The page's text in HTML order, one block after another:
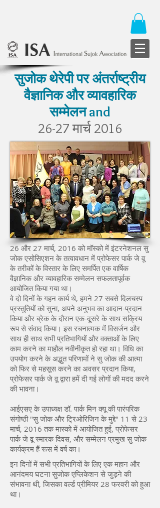
सुजोक थेरेपी पर अंतर्राष्ट्रीय
वैज्ञानिक और व्यावहारिक
सम्मेलन and
26-27 मार्च 2016
26 और 27 मार्च, 2016 को मॉस्को में इंटरनेशनल सु
जोक एसोसिएशन के तत्वावधान में प्रोफेसर पार्क जे वू
के तरीकों के विस्तार के लिए समर्पित एक वार्षिक
वैज्ञानिक और व्यावहारिक सम्मेलन सफलतापूर्वक
आयोजित किया गया था।
वे दो दिनों के गहन कार्य थे, हमने 27 सबसे दिलचस्प
प्रस्तुतियों को सुना, अपने अनुभव का आदान-प्रदान
किया और ब्रेक के दौरान एक-दूसरे के साथ सक्रिय
रूप से संवाद किया। इस रचनात्मक में विसर्जन और
साथ ही साथ सभी प्रतिभागियों और वक्ताओं के लिए
काम करने का माहौल नवीनीकृत हो रहा था। विधि का
उपयोग करने के अद्भुत परिणामों ने सु जोक की आत्मा
को फिर से महसूस करने का अवसर प्रदान किया,
प्रोफेसर पार्क जे वू द्वारा हमें दी गई लोगों की मदद करने
की भावना।
आईएसए के उपाध्यक्ष डॉ. पार्क मिन क्यू की पारंपरिक
संगोष्ठी "सु जोक और ट्रिओरिजिन के मुद्दे" 11 से 23
मार्च, 2016 तक मास्को में आयोजित हुई, प्रोफेसर
पार्क जे वू स्मारक दिवस, और सम्मेलन प्रमुख सु जोक
कार्यक्रम हैं रूस में वर्ष का।
इन दिनों में सभी प्रतिभागियों के लिए एक महान और
आनंदमय घटना सुजोक एप्लिकेशन से जुड़ने की
संभावना थी, जिसका वर्ल्ड प्रीमियर 28 फरवरी को हुआ
था।